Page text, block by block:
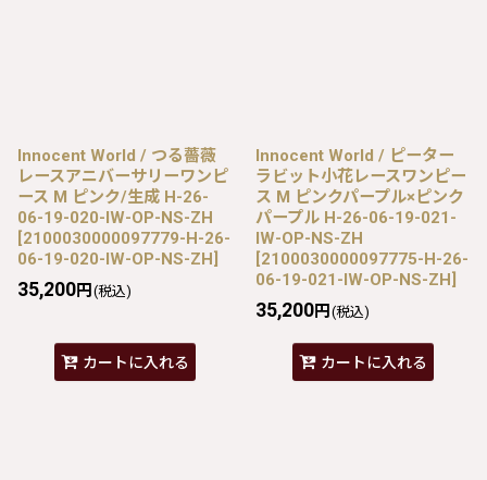
Innocent World / つる薔薇
レースアニバーサリーワンピ
ース M ピンク/生成 H-26-
06-19-020-IW-OP-NS-ZH
[2100030000097779-H-26-
06-19-020-IW-OP-NS-ZH]
35,200円 (税込)
カートに入れる
Innocent World / ピーター
ラビット小花レースワンピー
ス M ピンクパープル×ピンク
パープル H-26-06-19-021-
IW-OP-NS-ZH
[2100030000097775-H-26-
06-19-021-IW-OP-NS-ZH]
35,200円 (税込)
カートに入れる